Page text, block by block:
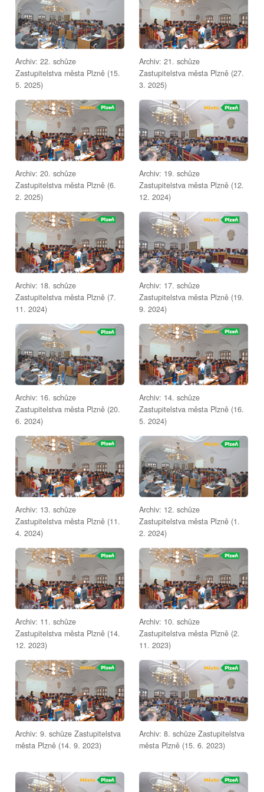
Archiv: 22. schůze
Zastupitelstva města Plzně (15.
5. 2025)
Archiv: 21. schůze
Zastupitelstva města Plzně (27.
3. 2025)
Archiv: 20. schůze
Zastupitelstva města Plzně (6.
2. 2025)
Archiv: 19. schůze
Zastupitelstva města Plzně (12.
12. 2024)
Archiv: 18. schůze
Zastupitelstva města Plzně (7.
11. 2024)
Archiv: 17. schůze
Zastupitelstva města Plzně (19.
9. 2024)
Archiv: 16. schůze
Zastupitelstva města Plzně (20.
6. 2024)
Archiv: 14. schůze
Zastupitelstva města Plzně (16.
5. 2024)
Archiv: 13. schůze
Zastupitelstva města Plzně (11.
4. 2024)
Archiv: 12. schůze
Zastupitelstva města Plzně (1.
2. 2024)
Archiv: 11. schůze
Zastupitelstva města Plzně (14.
12. 2023)
Archiv: 10. schůze
Zastupitelstva města Plzně (2.
11. 2023)
Archiv: 9. schůze Zastupitelstva
města Plzně (14. 9. 2023)
Archiv: 8. schůze Zastupitelstva
města Plzně (15. 6. 2023)